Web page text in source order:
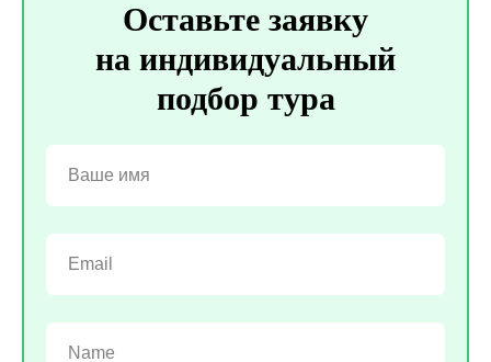
Оставьте заявку
на индивидуальный
подбор тура